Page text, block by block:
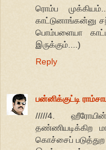
ரொம்ப
காட்டுனாங்கன்னு
பொம்பளையா
இருக்கும்....)
Reply
பன்னிக்குட்டி
/////4. ஹீரோயின்
தண்ணியடிக்கிற
கொச்சைப்